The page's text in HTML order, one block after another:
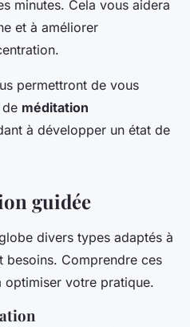
minutes. Cela vous aidera
et à améliorer
permettront de vous
méditation
à développer un état de
guidée
divers types adaptés à
besoins. Comprendre ces
optimiser votre pratique.